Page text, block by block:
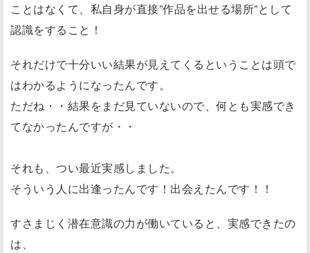
ことはなくて、私自身が直接”作品を出せる場所”として
認識をすること！
それだけで十分いい結果が見えてくるということは頭で
はわかるようになったんです。
ただね・・結果をまだ見ていないので、何とも実感でき
てなかったんですが・・
それも、つい最近実感しました。
そういう人に出逢ったんです！出会えたんです！！
すさまじく潜在意識の力が働いていると、実感できたの
は、